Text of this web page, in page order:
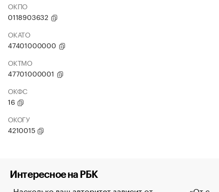
ОКПО
0118903632
ОКАТО
47401000000
ОКТМО
47701000001
ОКФС
16
ОКОГУ
4210015
Интересное на РБК